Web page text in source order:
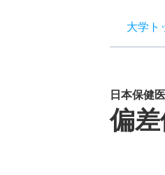
大学ト
日本保健
偏